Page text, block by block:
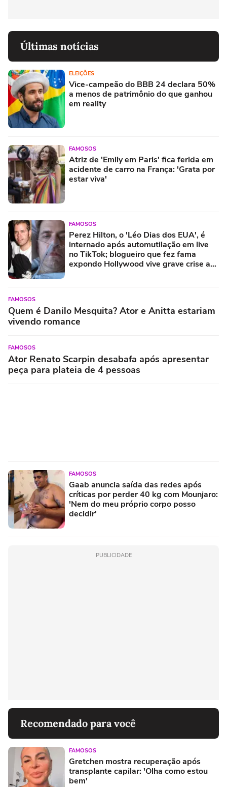
Últimas notícias
ELEIÇÕES
Vice-campeão do BBB 24 declara 50%
a menos de patrimônio do que ganhou
em reality
FAMOSOS
Atriz de 'Emily em Paris' fica ferida em
acidente de carro na França: 'Grata por
estar viva'
FAMOSOS
Perez Hilton, o 'Léo Dias dos EUA', é
internado após automutilação em live
no TikTok; blogueiro que fez fama
expondo Hollywood vive grave crise aos
FAMOSOS
Quem é Danilo Mesquita? Ator e Anitta estariam
vivendo romance
FAMOSOS
Ator Renato Scarpin desabafa após apresentar
peça para plateia de 4 pessoas
FAMOSOS
Gaab anuncia saída das redes após
críticas por perder 40 kg com Mounjaro:
'Nem do meu próprio corpo posso
decidir'
PUBLICIDADE
Recomendado para você
FAMOSOS
Gretchen mostra recuperação após
transplante capilar: 'Olha como estou
bem'